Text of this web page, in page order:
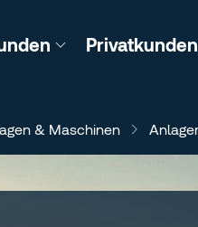
Privatkunden
& Maschinen